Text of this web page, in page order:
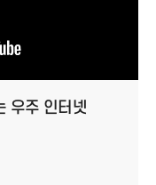
우주 인터넷